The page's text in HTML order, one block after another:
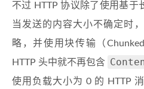
不过 HTTP 协议除了使用基于
当发送的内容大小不确定时
略，并使用块传输（
HTTP 头中就不再包含
使用负载大小为 0 的 HTTP